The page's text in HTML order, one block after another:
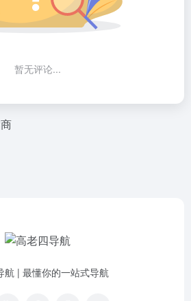
暂无评论...
航 | 最懂你的一站式导航